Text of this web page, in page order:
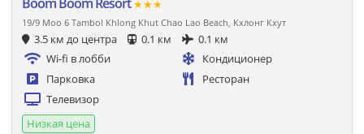
★★★
19/9 Moo 6 Tambol Khlong Khut Chao Lao Beach, Кхлонг Кхут
3.5 км до центра 0.1 км
0.1 км
Wi-fi в лобби
Кондиционер
Парковка
Ресторан
Телевизор
Низкая цена